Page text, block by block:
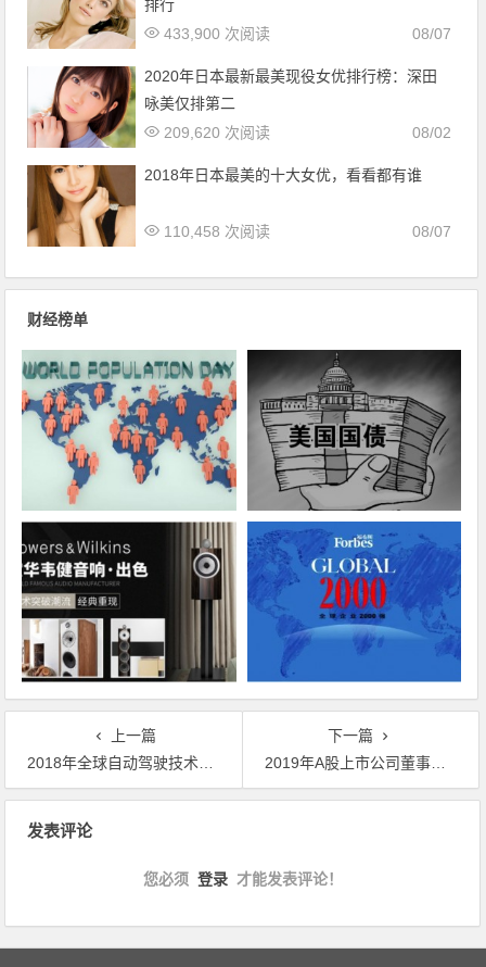
排行
08/07
433,900 次阅读
2020年日本最新最美现役女优排行榜：深田
咏美仅排第二
08/02
209,620 次阅读
2018年日本最美的十大女优，看看都有谁
08/07
110,458 次阅读
财经榜单
上一篇
2018年全球自动驾驶技术发明专利TOP10企业排行榜
下一篇
2019年A股上市公司董事长薪酬榜：最低不到2500元！
发表评论
您必须 登录 才能发表评论！